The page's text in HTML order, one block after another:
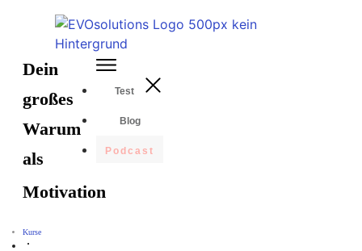
Test
Blog
Podcast
Dein
großes
Warum
als
Motivation
Kurse